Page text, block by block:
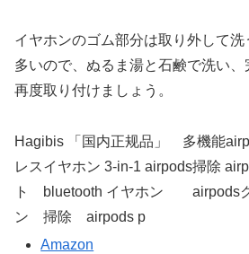
イヤホンのゴム部分は取り外して
多いので、ぬるま湯と石鹸で洗い
再度取り付けましょう。
Hagibis 「国内正规品」 多機能
レスイヤホン 3-in-1 airpods掃除
ト bluetooth イヤホン airpods
ン 掃除 airpods p
Amazon